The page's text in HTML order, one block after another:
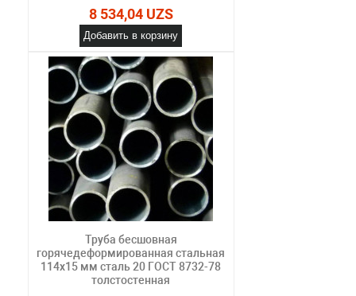
8 534,04 UZS
Добавить в корзину
Труба бесшовная
горячедеформированная стальная
114х15 мм сталь 20 ГОСТ 8732-78
толстостенная